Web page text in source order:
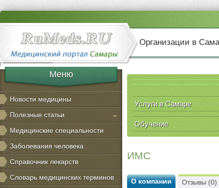
Организации в
Меню
Новости медицины
Полезные статьи
Медицинские специальности
Заболевания человека
Справочник лекарств
Словарь медицинских терминов
Услуги в Самаре
Обучение
ИМС
О компании Отзывы (0)